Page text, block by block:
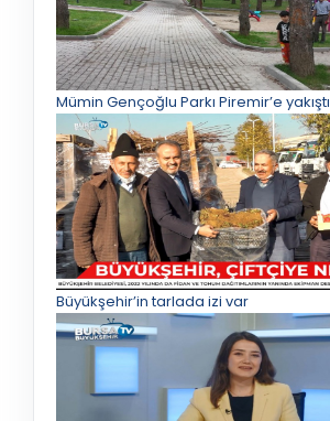
Mümin Gençoğlu Parkı Piremir’e yakıştı
Büyükşehir’in tarlada izi var